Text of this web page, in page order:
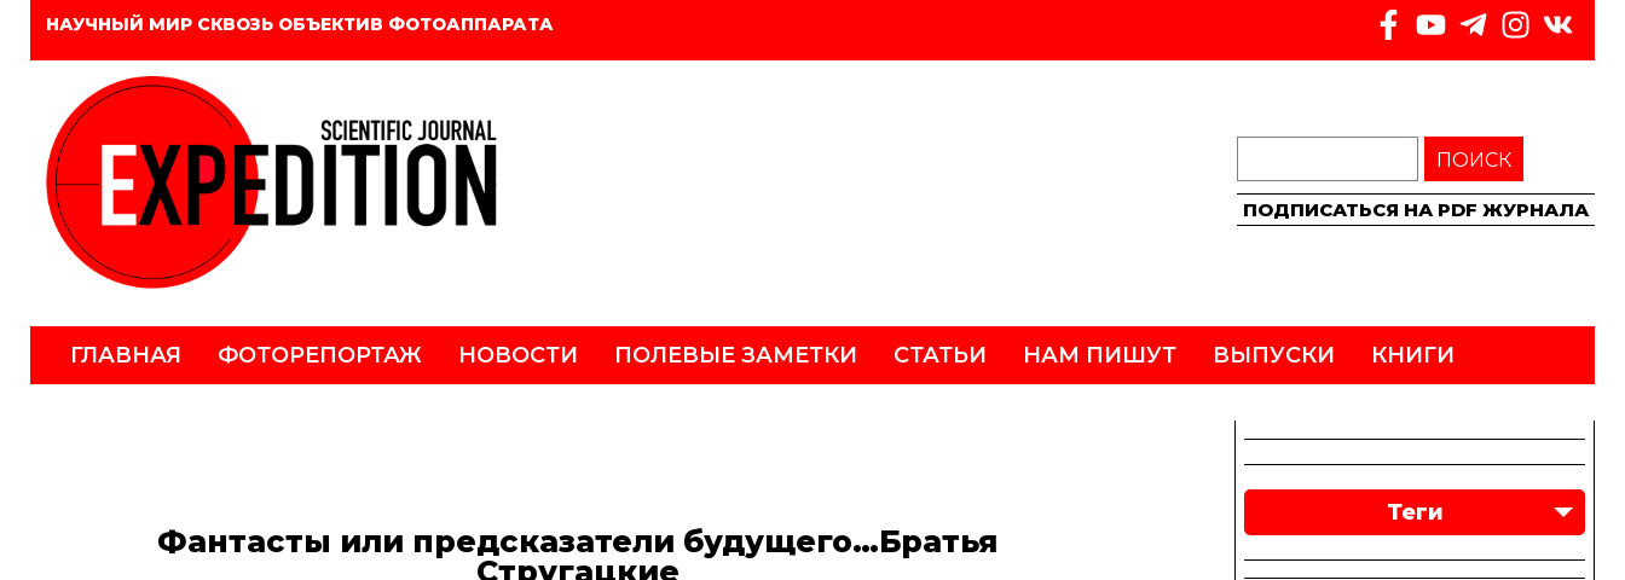
НАУЧНЫЙ МИР СКВОЗЬ ОБЪЕКТИВ ФОТОАППАРАТА
ПОИСК
ПОДПИСАТЬСЯ НА PDF ЖУРНАЛА
ГЛАВНАЯ ФОТОРЕПОРТАЖ НОВОСТИ ПОЛЕВЫЕ ЗАМЕТКИ СТАТЬИ НАМ ПИШУТ ВЫПУСКИ КНИГИ
Фантасты или предсказатели будущего…Братья
Стругацкие
Теги